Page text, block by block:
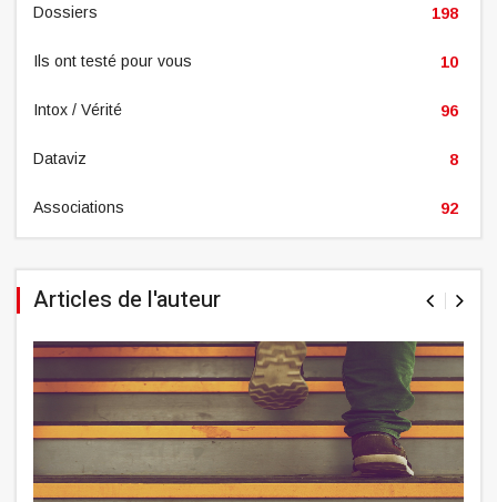
Dossiers 198
Ils ont testé pour vous 10
Intox / Vérité 96
Dataviz 8
Associations 92
Articles de l'auteur